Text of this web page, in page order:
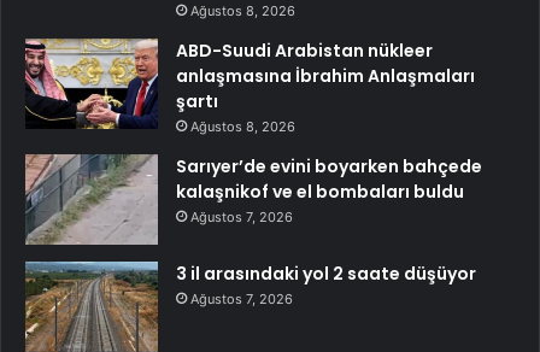
Ağustos 8, 2026
ABD-Suudi Arabistan nükleer
anlaşmasına İbrahim Anlaşmaları
şartı
Ağustos 8, 2026
Sarıyer’de evini boyarken bahçede
kalaşnikof ve el bombaları buldu
Ağustos 7, 2026
3 il arasındaki yol 2 saate düşüyor
Ağustos 7, 2026